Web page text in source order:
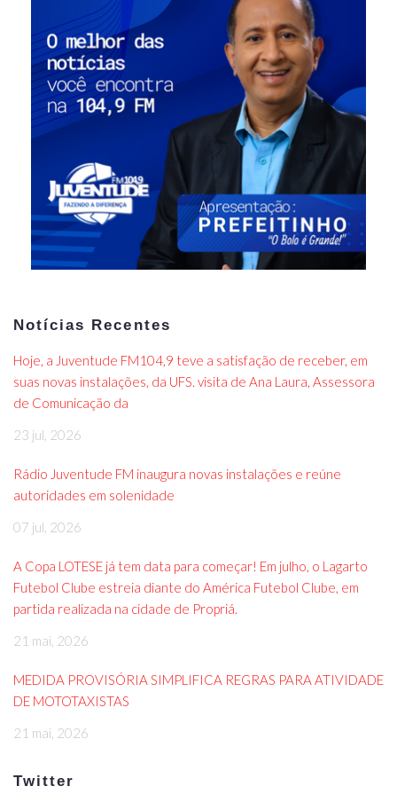
Notícias Recentes
Hoje, a Juventude FM104,9 teve a satisfação de receber, em
suas novas instalações, da UFS. visita de Ana Laura, Assessora
de Comunicação da
23 jul, 2026
Rádio Juventude FM inaugura novas instalações e reúne
autoridades em solenidade
07 jul, 2026
A Copa LOTESE já tem data para começar! Em julho, o Lagarto
Futebol Clube estreia diante do América Futebol Clube, em
partida realizada na cidade de Propriá.
21 mai, 2026
MEDIDA PROVISÓRIA SIMPLIFICA REGRAS PARA ATIVIDADE
DE MOTOTAXISTAS
21 mai, 2026
Twitter